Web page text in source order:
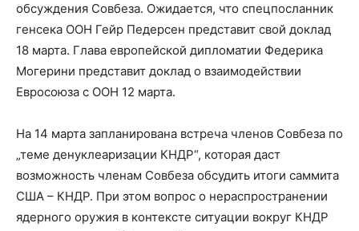
обсуждения Совбеза. Ожидается, что спецпосланник
генсека ООН Гейр Педерсен представит свой доклад
18 марта. Глава европейской дипломатии Федерика
Могерини представит доклад о взаимодействии
Евросоюза с ООН 12 марта.
На 14 марта запланирована встреча членов Совбеза по
„теме денуклеаризации КНДР“, которая даст
возможность членам Совбеза обсудить итоги саммита
США – КНДР. При этом вопрос о нераспространении
ядерного оружия в контексте ситуации вокруг КНДР